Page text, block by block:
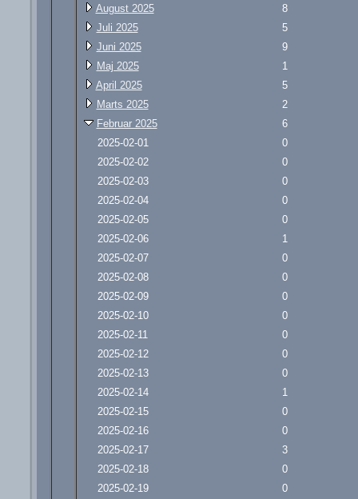
August 2025
8
Juli 2025
5
Juni 2025
9
Maj 2025
1
April 2025
5
Marts 2025
2
Februar 2025
6
2025-02-01
0
2025-02-02
0
2025-02-03
0
2025-02-04
0
2025-02-05
0
2025-02-06
1
2025-02-07
0
2025-02-08
0
2025-02-09
0
2025-02-10
0
2025-02-11
0
2025-02-12
0
2025-02-13
0
2025-02-14
1
2025-02-15
0
2025-02-16
0
2025-02-17
3
2025-02-18
0
2025-02-19
0